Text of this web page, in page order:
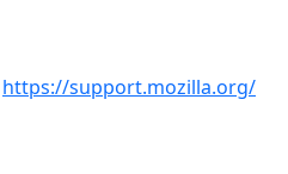
https://support.mozilla.org/